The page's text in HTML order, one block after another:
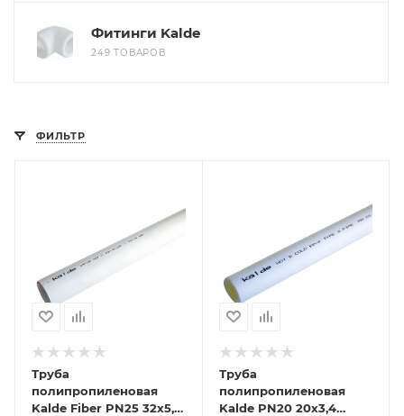
Фитинги Kalde
249 ТОВАРОВ
ФИЛЬТР
Труба
полипропиленовая
Kalde Fiber PN25 32х5,4
Труба
полипропиленовая
Kalde PN20 20х3,4